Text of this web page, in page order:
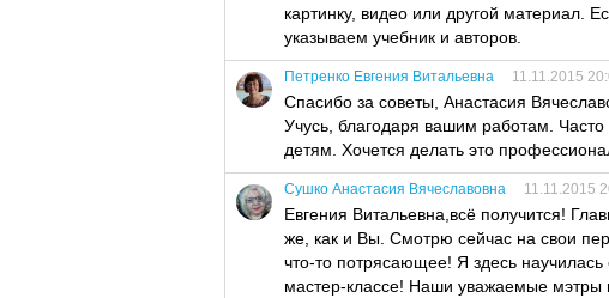
картинку, видео или другой материал.
указываем учебник и авторов.
Петренко Евгения Витальевна 11.11.2015
Спасибо за советы, Анастасия
Учусь, благодаря вашим работам.
детям. Хочется делать это
Сушко Анастасия Вячеславовна 11.11.2015
Евгения Витальевна,всё получится!
же, как и Вы. Смотрю сейчас на свои
что-то потрясающее! Я здесь
мастер-классе! Наши уважаемые